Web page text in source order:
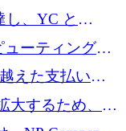
し、YC と
受信箱を立ち上
ーティングの
億 1,500 万ユ
えた支払いを
を確保
大するため、25
ルのシリーズD